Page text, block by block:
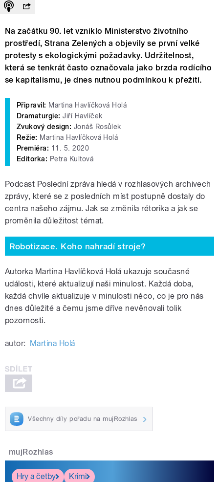
Na začátku 90. let vzniklo Ministerstvo životního
prostředí, Strana Zelených a objevily se první velké
protesty s ekologickými požadavky. Udržitelnost,
která se tenkrát často označovala jako brzda rodícího
se kapitalismu, je dnes nutnou podmínkou k přežití.
Připravil: Martina Havlíčková Holá
Dramaturgie: Jiří Havlíček
Zvukový design: Jonáš Rosůlek
Režie: Martina Havlíčková Holá
Premiéra: 11. 5. 2020
Editorka: Petra Kultová
Podcast Poslední zpráva hledá v rozhlasových archivech
zprávy, které se z posledních míst postupně dostaly do
centra našeho zájmu. Jak se změnila rétorika a jak se
proměnila důležitost témat.
Robotizace. Koho nahradí stroje?
Autorka Martina Havlíčková Holá ukazuje současné
události, které aktualizují naši minulost. Každá doba,
každá chvíle aktualizuje v minulosti něco, co je pro nás
dnes důležité a čemu jsme dříve nevěnovali tolik
pozornosti.
autor: Martina Holá
Všechny díly pořadu na mujRozhlas
mujRozhlas
Hry a četby
Krimi